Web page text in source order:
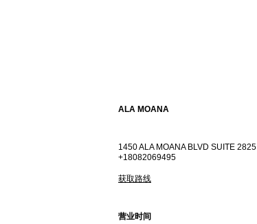
ALA MOANA
1450 ALA MOANA BLVD SUITE 2825
+18082069495
获取路线
营业时间